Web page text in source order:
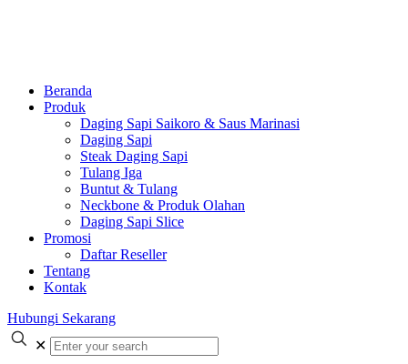
Beranda
Produk
Daging Sapi Saikoro & Saus Marinasi
Daging Sapi
Steak Daging Sapi
Tulang Iga
Buntut & Tulang
Neckbone & Produk Olahan
Daging Sapi Slice
Promosi
Daftar Reseller
Tentang
Kontak
Hubungi Sekarang
✕